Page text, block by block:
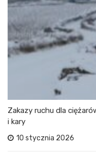
Zakazy ruchu dla
i kary
10 stycznia 2026